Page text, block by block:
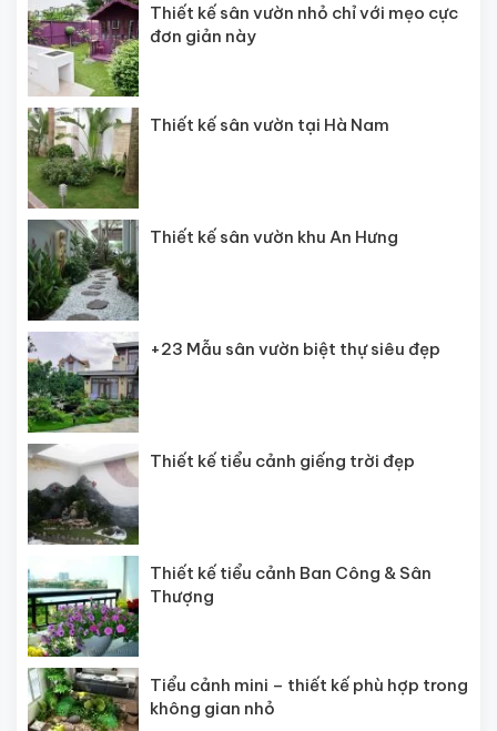
Thiết kế sân vườn nhỏ chỉ với mẹo cực
đơn giản này
Thiết kế sân vườn tại Hà Nam
Thiết kế sân vườn khu An Hưng
+23 Mẫu sân vườn biệt thự siêu đẹp
Thiết kế tiểu cảnh giếng trời đẹp
Thiết kế tiểu cảnh Ban Công & Sân
Thượng
Tiểu cảnh mini – thiết kế phù hợp trong
không gian nhỏ